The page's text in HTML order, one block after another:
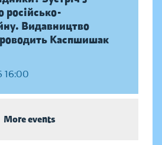
російсько-
Видавництво
Каспшишак
16:00
More events